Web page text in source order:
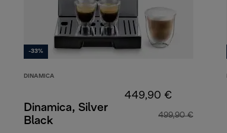
-33%
DINAMICA
Dinamica, Silver
Black
449,90 €
499,90 €